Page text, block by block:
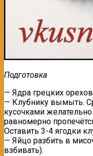
Подготовка
— Ядра грецких
— Клубнику вымыть.
кусочками
равномерно
Оставить 3-4 ягодки
— Яйцо разбить в
взбивать).